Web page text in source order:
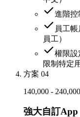
進階控
員工
員工）
權限設
限制特定
方案 04
140,000 - 240,000
強大自訂App